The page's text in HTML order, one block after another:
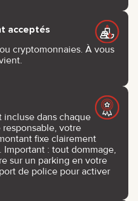
acceptés
cryptomonnaies. À vous
incluse dans chaque
votre
fixe clairement
: tout dommage,
sur un parking en votre
de police pour activer